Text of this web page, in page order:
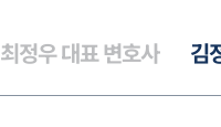
최정우 대표 변호사 김